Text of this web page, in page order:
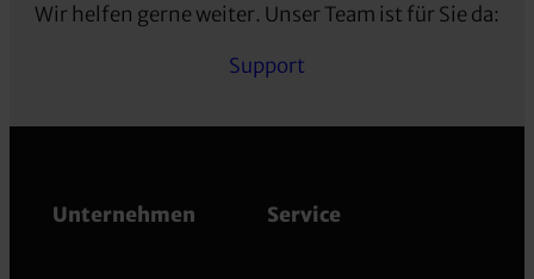
Wir helfen gerne weiter. Unser Team ist für Sie da:
Support
Unternehmen Service